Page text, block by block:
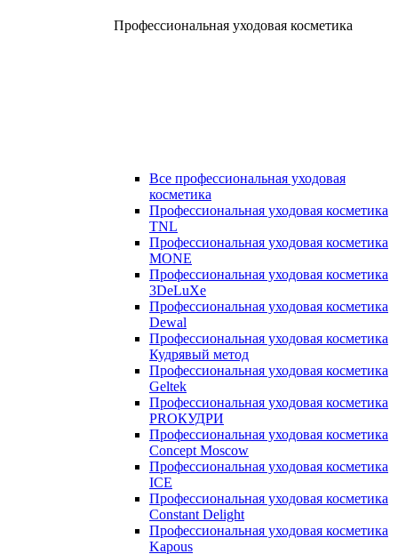
Профессиональная уходовая косметика
Все профессиональная уходовая
косметика
Профессиональная уходовая косметика
TNL
Профессиональная уходовая косметика
MONE
Профессиональная уходовая косметика
3DeLuXe
Профессиональная уходовая косметика
Dewal
Профессиональная уходовая косметика
Кудрявый метод
Профессиональная уходовая косметика
Geltek
Профессиональная уходовая косметика
PROКУДРИ
Профессиональная уходовая косметика
Concept Moscow
Профессиональная уходовая косметика
ICE
Профессиональная уходовая косметика
Constant Delight
Профессиональная уходовая косметика
Kapous